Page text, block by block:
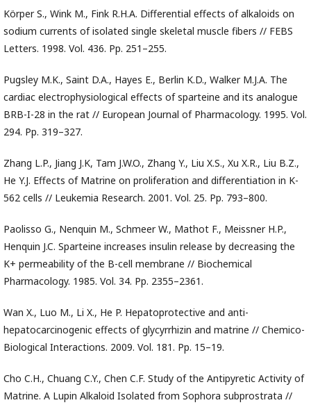
Körper S., Wink M., Fink R.H.A. Differential effects of alkaloids on
sodium currents of isolated single skeletal muscle fibers // FEBS
Letters. 1998. Vol. 436. Pp. 251–255.
Pugsley M.K., Saint D.A., Hayes E., Berlin K.D., Walker M.J.A. The
cardiac electrophysiological effects of sparteine and its analogue
BRB-I-28 in the rat // European Journal of Pharmacology. 1995. Vol.
294. Pp. 319–327.
Zhang L.P., Jiang J.K, Tam J.W.O., Zhang Y., Liu X.S., Xu X.R., Liu B.Z.,
He Y.J. Effects of Matrine on proliferation and differentiation in K-
562 cells // Leukemia Research. 2001. Vol. 25. Pp. 793–800.
Paolisso G., Nenquin M., Schmeer W., Mathot F., Meissner H.P.,
Henquin J.C. Sparteine increases insulin release by decreasing the
K+ permeability of the B-cell membrane // Biochemical
Pharmacology. 1985. Vol. 34. Pp. 2355–2361.
Wan X., Luo M., Li X., He P. Hepatoprotective and anti-
hepatocarcinogenic effects of glycyrrhizin and matrine // Chemico-
Biological Interactions. 2009. Vol. 181. Pp. 15–19.
Сho C.H., Chuang C.Y., Chen C.F. Study of the Antipyretic Activity of
Matrine. A Lupin Alkaloid Isolated from Sophora subprostrata //